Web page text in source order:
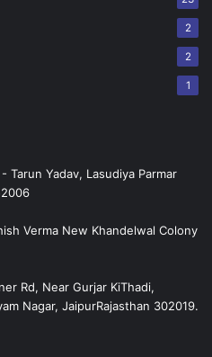
2
2
1
Tarun Yadav, Lasudiya Parmar
Verma New Khandelwal Colony
Rd, Near Gurjar KiThadi,
Nagar, JaipurRajasthan 302019.